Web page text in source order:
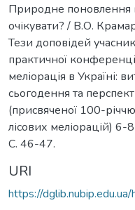
Природне поновлення
очікувати? / В.О.
Тези доповідей
практичної
меліорація в Україні:
сьогодення та
(присвяченої 100-
лісових меліорацій)
С. 46-47.
URI
https://